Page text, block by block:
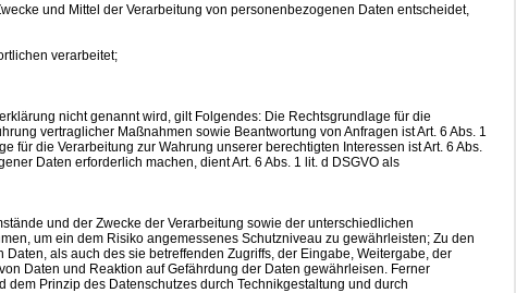
und Mittel der Verarbeitung von personenbezogenen Daten entscheidet,
verarbeitet;
nicht genannt wird, gilt Folgendes: Die Rechtsgrundlage für die
vertraglicher Maßnahmen sowie Beantwortung von Anfragen ist Art. 6 Abs. 1
für die Verarbeitung zur Wahrung unserer berechtigten Interessen ist Art. 6 Abs.
Daten erforderlich machen, dient Art. 6 Abs. 1 lit. d DSGVO als
und der Zwecke der Verarbeitung sowie der unterschiedlichen
um ein dem Risiko angemessenes Schutzniveau zu gewährleisten; Zu den
als auch des sie betreffenden Zugriffs, der Eingabe, Weitergabe, der
Daten und Reaktion auf Gefährdung der Daten gewährleisen. Ferner
Prinzip des Datenschutzes durch Technikgestaltung und durch